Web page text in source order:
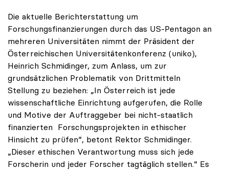
Die aktuelle Berichterstattung um
Forschungsfinanzierungen durch das US-Pentagon an
mehreren Universitäten nimmt der Präsident der
Österreichischen Universitätenkonferenz (uniko),
Heinrich Schmidinger, zum Anlass, um zur
grundsätzlichen Problematik von Drittmitteln
Stellung zu beziehen: „In Österreich ist jede
wissenschaftliche Einrichtung aufgerufen, die Rolle
und Motive der Auftraggeber bei nicht-staatlich
finanzierten Forschungsprojekten in ethischer
Hinsicht zu prüfen“, betont Rektor Schmidinger.
„Dieser ethischen Verantwortung muss sich jede
Forscherin und jeder Forscher tagtäglich stellen.“ Es